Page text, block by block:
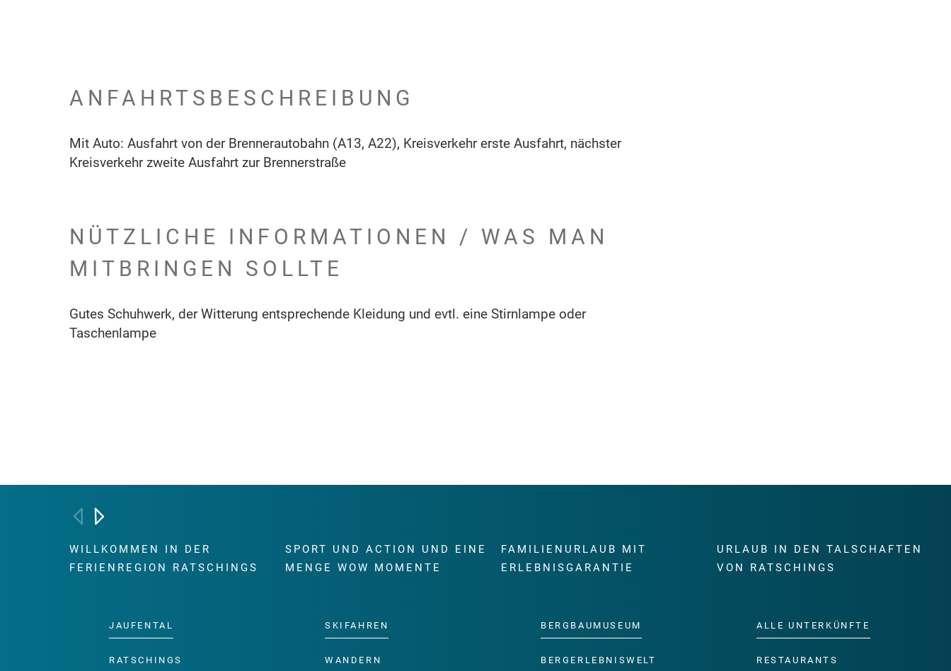
ANFAHRTSBESCHREIBUNG
Mit Auto: Ausfahrt von der Brennerautobahn (A13, A22), Kreisverkehr erste Ausfahrt, nächster
Kreisverkehr zweite Ausfahrt zur Brennerstraße
NÜTZLICHE INFORMATIONEN / WAS MAN
MITBRINGEN SOLLTE
Gutes Schuhwerk, der Witterung entsprechende Kleidung und evtl. eine Stirnlampe oder
Taschenlampe
WILLKOMMEN IN DER
FERIENREGION RATSCHINGS
JAUFENTAL
RATSCHINGS
SPORT UND ACTION UND EINE
MENGE WOW MOMENTE
SKIFAHREN
WANDERN
FAMILIENURLAUB MIT
ERLEBNISGARANTIE
BERGBAUMUSEUM
BERGERLEBNISWELT
URLAUB IN DEN TALSCHAFTEN
VON RATSCHINGS
ALLE UNTERKÜNFTE
RESTAURANTS